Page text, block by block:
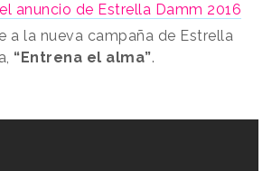
anuncio de Estrella Damm 2016
a la nueva campaña de Estrella
“Entrena el alma”.